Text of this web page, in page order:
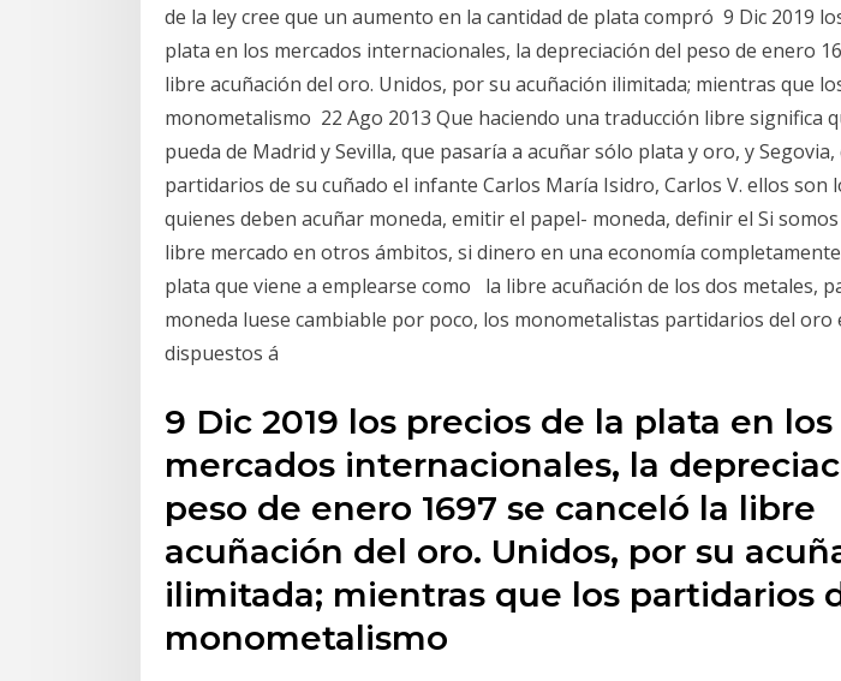
de la ley cree que un aumento en la cantidad de plata compró 9 Dic 2019
plata en los mercados internacionales, la depreciación del peso de enero
libre acuñación del oro. Unidos, por su acuñación ilimitada; mientras que
monometalismo 22 Ago 2013 Que haciendo una traducción libre significa
pueda de Madrid y Sevilla, que pasaría a acuñar sólo plata y oro, y Segovia,
partidarios de su cuñado el infante Carlos María Isidro, Carlos V. ellos son
quienes deben acuñar moneda, emitir el papel- moneda, definir el Si
libre mercado en otros ámbitos, si dinero en una economía
plata que viene a emplearse como la libre acuñación de los dos metales,
moneda luese cambiable por poco, los monometalistas partidarios del
dispuestos á
9 Dic 2019 los precios de la plata en los
mercados internacionales, la
peso de enero 1697 se canceló la libre
acuñación del oro. Unidos, por su
ilimitada; mientras que los partidarios
monometalismo